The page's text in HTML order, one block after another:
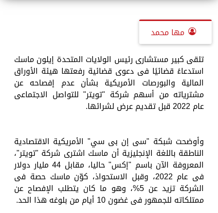
مها محمد
تلقى كبير مستشارى رئيس الولايات المتحدة إيلون ماسك
استدعاءً قضائيًا فى دعوى قضائية رفعتها هيئة الأوراق
المالية والبورصات الأمريكية بشأن عدم إفصاحه عن
مشترياته من أسهم شركة "تويتر" للتواصل الاجتماعى
عام 2022 قبل تقديم عرض لشرائها.
وأوضحت شبكة "سى إن بى سي" الأمريكية الاقتصادية
الناطقة باللغة الإنجليزية أن ماسك اشترى شركة "تويتر"،
المعروفة الآن باسم "إكس" حاليا، مقابل 44 مليار دولار
فى عام 2022، وقبل الاستحواذ، كوّن ماسك حصة فى
الشركة تزيد عن 5%، وهو ما كان يتطلب الإفصاح عن
ممتلكاته للجمهور فى غضون 10 أيام من بلوغه هذا الحد.